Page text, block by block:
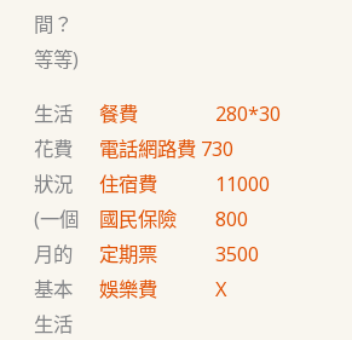
間？
等等)
生活
花費
狀況
(一個
月的
基本
生活
餐費 280*30
電話網路費 730
住宿費 11000
國民保險 800
定期票 3500
娛樂費 X